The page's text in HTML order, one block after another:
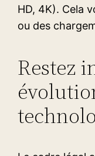
HD, 4K). Cela
ou des
Restez